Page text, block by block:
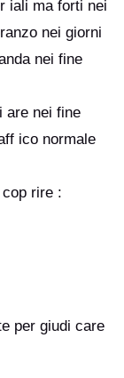
iali ma forti nei
nei giorni
nei fine
are nei fine
ico normale
rire :
per giudi care